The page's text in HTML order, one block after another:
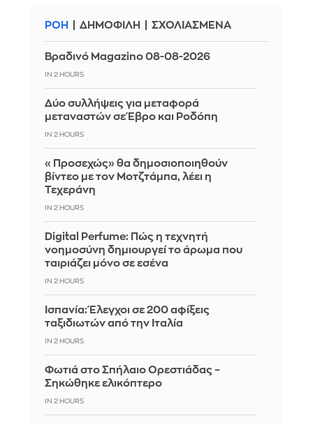
ΡΟΗ ΔΗΜΟΦΙΛΗ ΣΧΟΛΙΑΣΜΕΝΑ
Βραδινό Magazino 08-08-2026
IN 2 HOURS
Δύο συλλήψεις για μεταφορά
μεταναστών σε Έβρο και Ροδόπη
IN 2 HOURS
«Προσεχώς» θα δημοσιοποιηθούν
βίντεο με τον Μοτζτάμπα, λέει η
Τεχεράνη
IN 2 HOURS
Digital Perfume: Πώς η τεχνητή
νοημοσύνη δημιουργεί το άρωμα που
ταιριάζει μόνο σε εσένα
IN 2 HOURS
Ισπανία: Έλεγχοι σε 200 αφίξεις
ταξιδιωτών από την Ιταλία
IN 2 HOURS
Φωτιά στο Σπήλαιο Ορεστιάδας –
Σηκώθηκε ελικόπτερο
IN 2 HOURS